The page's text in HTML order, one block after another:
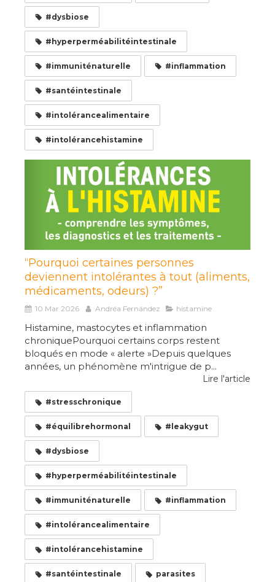
#dysbiose
#hyperperméabilitéintestinale
#immuniténaturelle #inflammation
#santéintestinale
#intolérancealimentaire
#intolérancehistamine
“Pourquoi certaines personnes
deviennent intolérantes à tout (aliments,
médicaments, odeurs) ?”
10 Mar 2026 Andréa Fernández histamine
Histamine, mastocytes et inflammation
chroniquePourquoi certains corps restent
bloqués en mode « alerte »Depuis quelques
années, un phénomène m'intrigue de p...
Lire l'article
#stresschronique
#équilibrehormonal #leakygut
#dysbiose
#hyperperméabilitéintestinale
#immuniténaturelle #inflammation
#intolérancealimentaire
#intolérancehistamine
#santéintestinale parasites